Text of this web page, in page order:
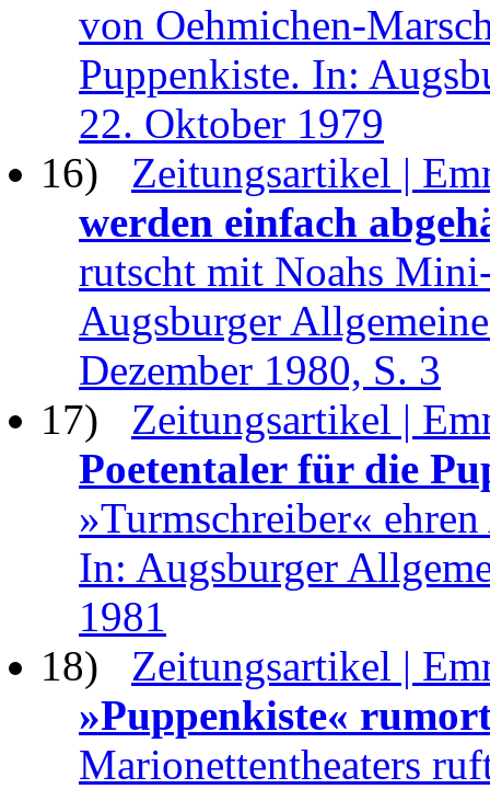
von Oehmichen-
Puppenkiste. In:
22. Oktober 1979
16) Zeitungsartikel |
werden einfach
rutscht mit Noahs
Augsburger
Dezember 1980, S. 3
17) Zeitungsartikel |
Poetentaler für die
»Turmschreiber«
In: Augsburger
1981
18) Zeitungsartikel |
»Puppenkiste«
Marionettentheaters